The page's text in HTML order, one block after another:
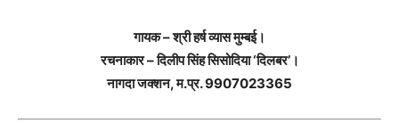
गायक – श्री हर्ष व्यास मुम्बई।
रचनाकार – दिलीप सिंह सिसोदिया ‘दिलबर’।
नागदा जक्शन, म.प्र. 9907023365